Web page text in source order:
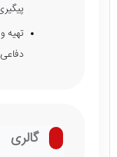
تهیه
گالری